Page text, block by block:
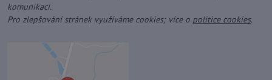
komunikaci.
Pro zlepšování stránek využíváme cookies; více o politice cookies.